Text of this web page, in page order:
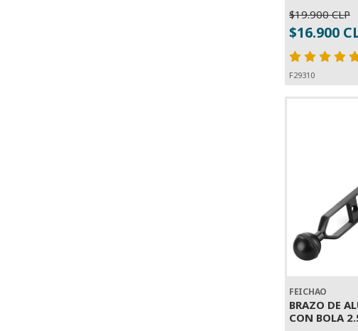
-
$19.900 CLP
$16.900
F29310
FEICHAO
BRAZO DE
CON BOLA